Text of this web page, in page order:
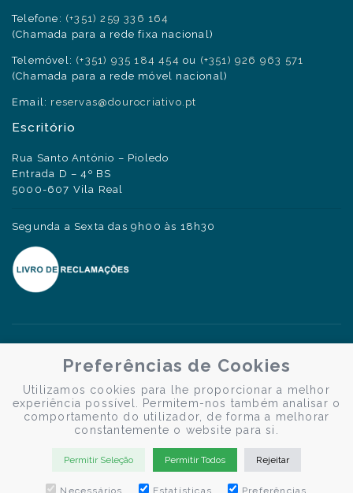
Telefone: (+351) 259 336 164
(Chamada para a rede fixa nacional)
Telemóvel: (+351) 935 184 454 ou (+351) 926 963 571
(Chamada para a rede móvel nacional)
Email: reservas@dourocriativo.pt
Escritório
Rua Santo António – Pioledo
Entrada D – 4º BS
5000-607 Vila Real
Segunda a Sexta das 9h00 às 18h30
Preferências de Cookies
Utilizamos cookies para lhe proporcionar a melhor
experiência possível. Permitem-nos também analisar o
comportamento do utilizador, de forma a melhorar
constantemente o website para si.
Permitir Seleção Permitir Todos Rejeitar
Necessários Estatísticas Preferências